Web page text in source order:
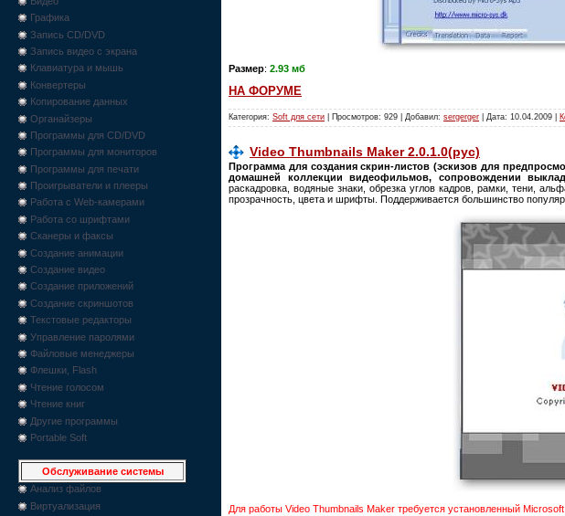
Графика
Запись CD/DVD
Запись видео с экрана
Клавиатура и мышь
Конвертеры
Копирование данных
Органайзеры
Программы для CD/DVD
Программы для мониторов
Программы для печати
Проигрыватели и плееры
Работа с Web-камерами
Работа со шрифтами
Сканеры и факсы
Создание анимации
Создание видео
Создание приложений
Создание скриншотов
Текстовые редакторы
Управление паролями
Файловые менеджеры
Флешки, Flash
Чтение голосом
Чтение книг
Другие программы
Portable Soft
Обслуживание системы
Анализ файлов
Виртуализация
Размер: 2.93 мб
НА ФОРУМЕ
Категория: Soft для сети | Просмотров: 929 | Добавил: sergerger | Дата: 10.04.2009
Video Thumbnails Maker 2.0.1.0(рус)
Программа для создания скрин-листов (эскизов для
домашней коллекции видеофильмов, сопровождении
раскадровка, водяные знаки, обрезка углов кадров, рамки, тени,
прозрачность, цвета и шрифты. Поддерживается большинство
Для работы Video Thumbnails Maker требуется установленный